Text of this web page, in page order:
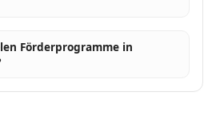
Förderprogramme in